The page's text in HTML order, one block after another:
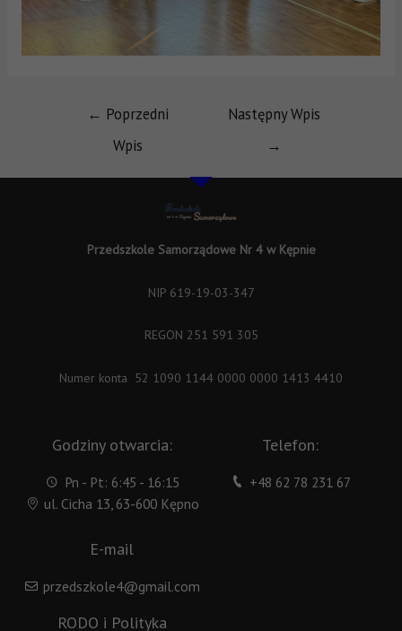
← Poprzedni
Wpis
Następny Wpis
→
Przedszkole Samorządowe Nr 4 w Kępnie
NIP 619-19-03-347
REGON 251 591 305
Numer konta 52 1090 1144 0000 0000 1413 4410
Godziny otwarcia:
Pn - Pt: 6:45 - 16:15
ul. Cicha 13, 63-600 Kępno
Telefon:
+48 62 78 231 67
E-mail
przedszkole4@gmail.com
RODO i Polityka